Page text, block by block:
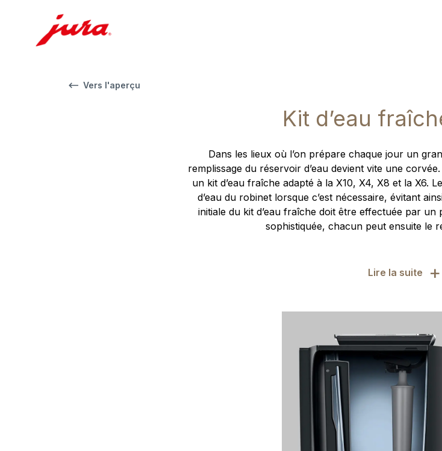
Vers l'aperçu
Kit d’eau
Dans les lieux où l’on prépare chaque jour un
remplissage du réservoir d’eau devient vite une
un kit d’eau fraîche adapté à la X10, X4, X8 et la X6.
d’eau du robinet lorsque c’est nécessaire, évitant
initiale du kit d’eau fraîche doit être effectuée par
sophistiquée, chacun peut ensuite le
Lire la suite +